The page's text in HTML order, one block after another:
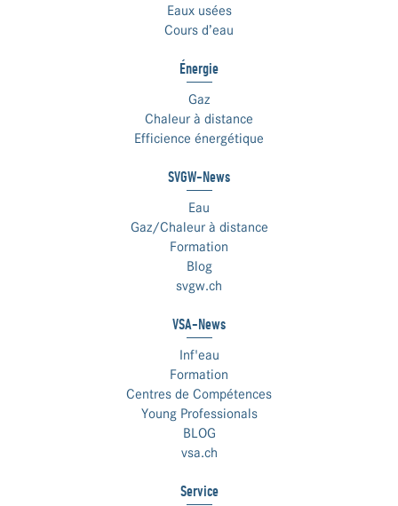
Eaux usées
Cours d’eau
Énergie
Gaz
Chaleur à distance
Efficience énergétique
SVGW-News
Eau
Gaz/Chaleur à distance
Formation
Blog
svgw.ch
VSA-News
Inf'eau
Formation
Centres de Compétences
Young Professionals
BLOG
vsa.ch
Service